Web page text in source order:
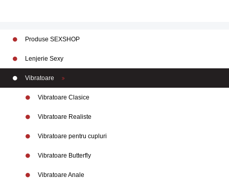
Produse SEXSHOP
Lenjerie Sexy
Vibratoare
Vibratoare Clasice
Vibratoare Realiste
Vibratoare pentru cupluri
Vibratoare Butterfly
Vibratoare Anale